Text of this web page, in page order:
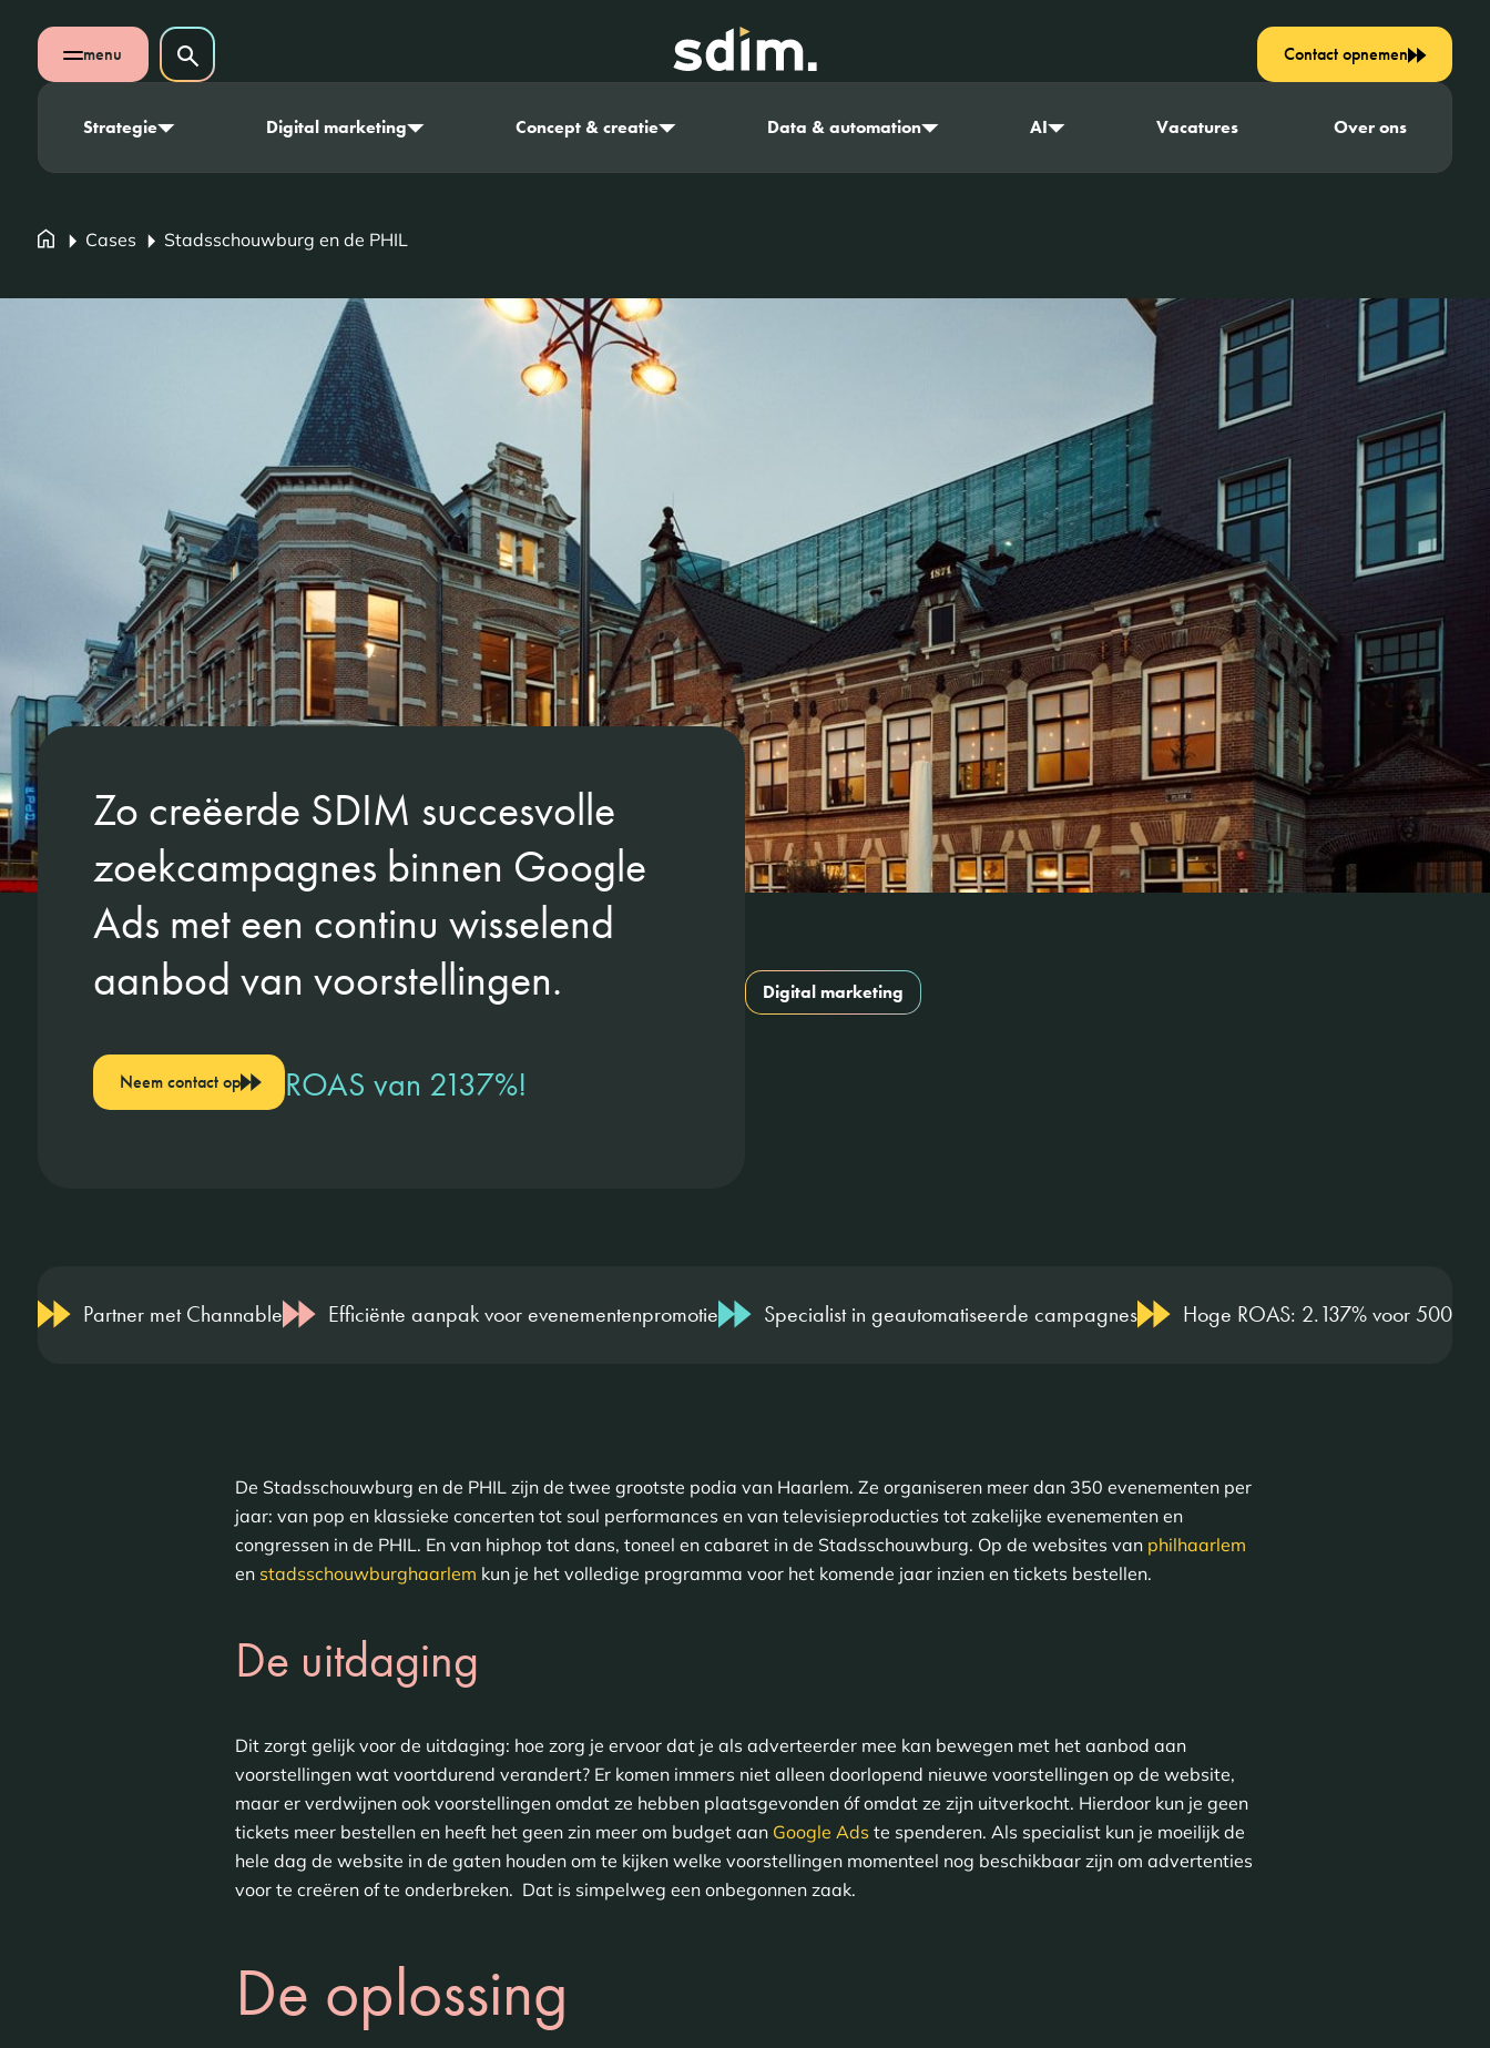
Navigatie overslaan
Open mobiel menu
menu Zoeken op website
Zoeken
Strategie Digital marketing Concept & creatie Data & automation AI Vacatures Over ons
Contact opnemen
Cases Stadsschouwburg en de PHIL
Zo creëerde SDIM succesvolle
zoekcampagnes binnen Google
Ads met een continu wisselend
aanbod van voorstellingen.
Neem contact op ROAS van 2137%!
Digital marketing
Partner met Channable Efficiënte aanpak voor evenementenpromotie Specialist in geautomatiseerde campagnes Hoge ROAS: 2.137% voor 500+
De Stadsschouwburg en de PHIL zijn de twee grootste podia van Haarlem. Ze organiseren meer dan 350 evenementen per
jaar: van pop en klassieke concerten tot soul performances en van televisieproducties tot zakelijke evenementen en
congressen in de PHIL. En van hiphop tot dans, toneel en cabaret in de Stadsschouwburg. Op de websites van philhaarlem
en stadsschouwburghaarlem kun je het volledige programma voor het komende jaar inzien en tickets bestellen.
De uitdaging
Dit zorgt gelijk voor de uitdaging: hoe zorg je ervoor dat je als adverteerder mee kan bewegen met het aanbod aan
voorstellingen wat voortdurend verandert? Er komen immers niet alleen doorlopend nieuwe voorstellingen op de website,
maar er verdwijnen ook voorstellingen omdat ze hebben plaatsgevonden óf omdat ze zijn uitverkocht. Hierdoor kun je geen
tickets meer bestellen en heeft het geen zin meer om budget aan Google Ads te spenderen. Als specialist kun je moeilijk de
hele dag de website in de gaten houden om te kijken welke voorstellingen momenteel nog beschikbaar zijn om advertenties
voor te creëren of te onderbreken. Dat is simpelweg een onbegonnen zaak.
De oplossing